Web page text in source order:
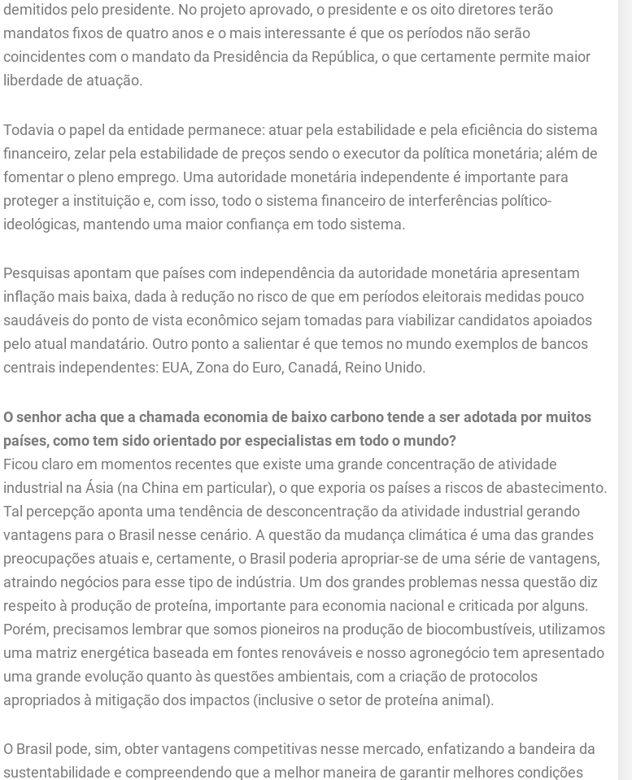
demitidos pelo presidente. No projeto aprovado, o presidente e os oito diretores terão
mandatos fixos de quatro anos e o mais interessante é que os períodos não serão
coincidentes com o mandato da Presidência da República, o que certamente permite maior
liberdade de atuação.
Todavia o papel da entidade permanece: atuar pela estabilidade e pela eficiência do sistema
financeiro, zelar pela estabilidade de preços sendo o executor da política monetária; além de
fomentar o pleno emprego. Uma autoridade monetária independente é importante para
proteger a instituição e, com isso, todo o sistema financeiro de interferências político-
ideológicas, mantendo uma maior confiança em todo sistema.
Pesquisas apontam que países com independência da autoridade monetária apresentam
inflação mais baixa, dada à redução no risco de que em períodos eleitorais medidas pouco
saudáveis do ponto de vista econômico sejam tomadas para viabilizar candidatos apoiados
pelo atual mandatário. Outro ponto a salientar é que temos no mundo exemplos de bancos
centrais independentes: EUA, Zona do Euro, Canadá, Reino Unido.
O senhor acha que a chamada economia de baixo carbono tende a ser adotada por muitos
países, como tem sido orientado por especialistas em todo o mundo?
Ficou claro em momentos recentes que existe uma grande concentração de atividade
industrial na Ásia (na China em particular), o que exporia os países a riscos de abastecimento.
Tal percepção aponta uma tendência de desconcentração da atividade industrial gerando
vantagens para o Brasil nesse cenário. A questão da mudança climática é uma das grandes
preocupações atuais e, certamente, o Brasil poderia apropriar-se de uma série de vantagens,
atraindo negócios para esse tipo de indústria. Um dos grandes problemas nessa questão diz
respeito à produção de proteína, importante para economia nacional e criticada por alguns.
Porém, precisamos lembrar que somos pioneiros na produção de biocombustíveis, utilizamos
uma matriz energética baseada em fontes renováveis e nosso agronegócio tem apresentado
uma grande evolução quanto às questões ambientais, com a criação de protocolos
apropriados à mitigação dos impactos (inclusive o setor de proteína animal).
O Brasil pode, sim, obter vantagens competitivas nesse mercado, enfatizando a bandeira da
sustentabilidade e compreendendo que a melhor maneira de garantir melhores condições